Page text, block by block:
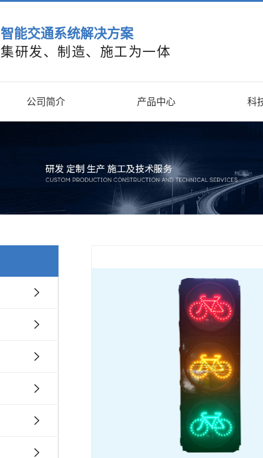
智能交通系统解决方案
集研发、制造、施工为一体
公司简介 产品中心 科